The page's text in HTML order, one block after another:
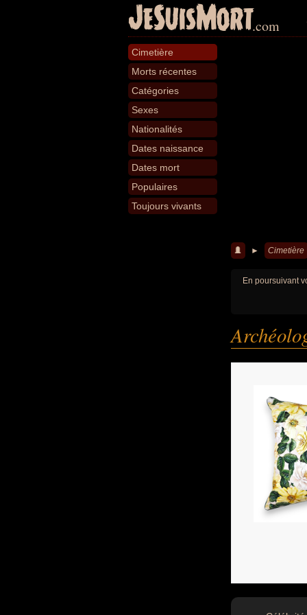
JeSuisMort.com
Cimetière
Morts récentes
Catégories
Sexes
Nationalités
Dates naissance
Dates mort
Populaires
Toujours vivants
► Cimetière
En poursuivant